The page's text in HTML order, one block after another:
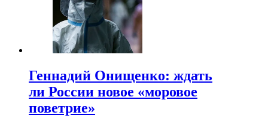
Геннадий Онищенко: ждать
ли России новое «моровое
поветрие»